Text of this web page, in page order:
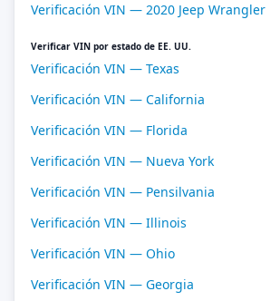
Verificación VIN — 2020 Jeep Wrangler
Verificar VIN por estado de EE. UU.
Verificación VIN — Texas
Verificación VIN — California
Verificación VIN — Florida
Verificación VIN — Nueva York
Verificación VIN — Pensilvania
Verificación VIN — Illinois
Verificación VIN — Ohio
Verificación VIN — Georgia